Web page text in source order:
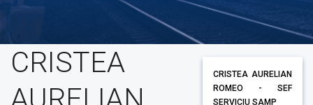
CRISTEA
CRISTEA AURELIAN
ROMEO - SEF
SERVICIU SAMP